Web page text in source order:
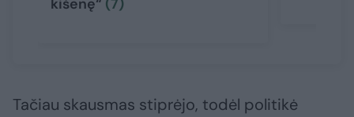
kišenę“ (7)
Tačiau skausmas stiprėjo, todėl politikė